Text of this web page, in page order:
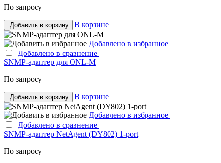
По запросу
Добавить в корзину В корзине
Добавлено в избранное
Добавлено в сравнение
SNMP-адаптер для ONL-M
По запросу
Добавить в корзину В корзине
Добавлено в избранное
Добавлено в сравнение
SNMP-адаптер NetAgent (DY802) 1-port
По запросу